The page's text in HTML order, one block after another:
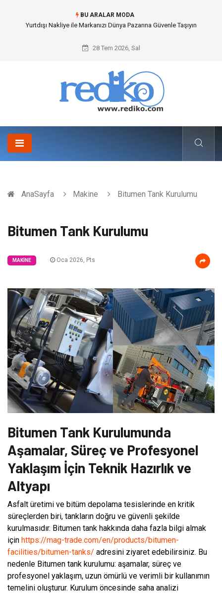
BU ARALAR MODA
İnternetsiz Bir Gün Nedir ve Neden Önemlidir?
28 Tem 2026, Sal
AnaSayfa Makine Bitumen Tank Kurulumu
Bitumen Tank Kurulumu
MAKINE Oca 2026, Pts
Bitumen Tank Kurulumunda
Aşamalar, Süreç ve Profesyonel
Yaklaşım İçin Teknik Hazırlık ve
Altyapı
Asfalt üretimi ve bitüm depolama tesislerinde en kritik
süreçlerden biri, tankların doğru ve güvenli şekilde
kurulmasıdır. Bitumen tank hakkında daha fazla bilgi almak
için https://mag-trade.com/en/products/bitumen-
facilities/bitumen-tanks/ adresini ziyaret edebilirsiniz. Bu
nedenle Bitumen tank kurulumu: aşamalar, süreç ve
profesyonel yaklaşım, uzun ömürlü ve verimli bir kullanımın
temelini oluşturur. Kurulum öncesinde saha analizi